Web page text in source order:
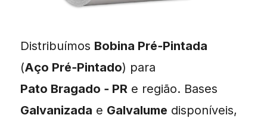
Distribuímos Bobina Pré‑Pintada
(Aço Pré‑Pintado) para
Pato Bragado ‑ PR e região. Bases
Galvanizada e Galvalume disponíveis,